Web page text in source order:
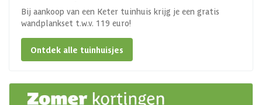
Bij aankoop van een Keter tuinhuis krijg je een gratis
wandplankset t.w.v. 119 euro!
Ontdek alle tuinhuisjes